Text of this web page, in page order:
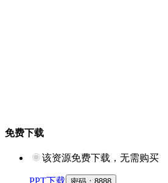
免费下载
该资源免费下载，无需购买
PPT下载